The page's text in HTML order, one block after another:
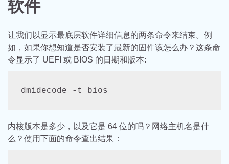
软件
让我们以显示最底层软件详细信息的两条命令来结束。例
如，如果你想知道是否安装了最新的固件该怎么办？这条命
令显示了 UEFI 或 BIOS 的日期和版本:
dmidecode -t bios
内核版本是多少，以及它是 64 位的吗？网络主机名是什
么？使用下面的命令查出结果：